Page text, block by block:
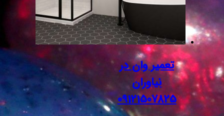
تعمیر وان در
نیاوران
09121507825